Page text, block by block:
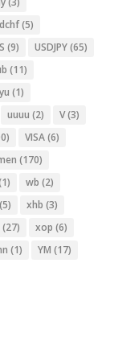
(5)
(9) USDJPY(65)
(11)
(1)
uuuu (2) V(3)
VISA(6)
(170)
wb (2)
(5) xhb (3)
(27) xop (6)
(1) YM (17)